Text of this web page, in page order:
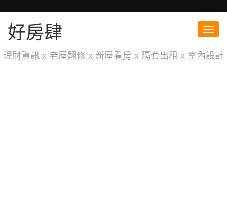
好房肆
理財資訊 x 老屋翻修 x 新屋看房 x 隔套出租 x 室內設計